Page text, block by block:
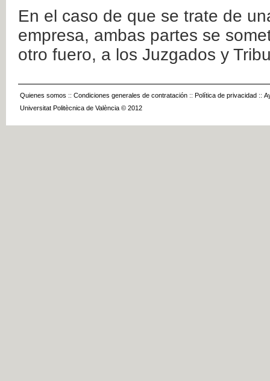
En el caso de que se trate de
empresa, ambas partes se
otro fuero, a los Juzgados y
Quienes somos :: Condiciones generales de contratación :: Política de privacidad ::
Universitat Politècnica de València © 2012